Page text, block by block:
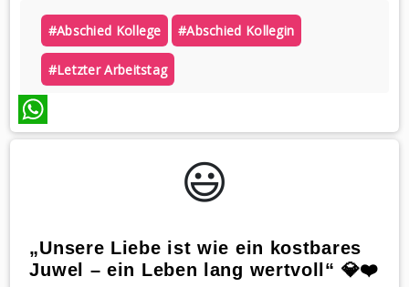
#abschied Kollege #abschied Kollegin
#letzter Arbeitstag
WhatsApp
😃️
„Unsere Liebe ist wie ein kostbares
Juwel – ein Leben lang wertvoll“ 💎❤️